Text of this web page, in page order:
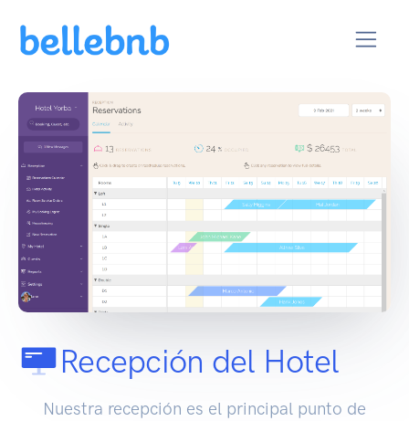
Recepción del Hotel
Nuestra recepción es el principal punto de